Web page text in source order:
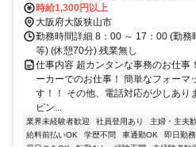
時給1,300円以上
大阪府大阪狭山市
勤務時間詳細 8：00 ～ 17：00 (勤
等) (休憩70分) 残業無し
仕事内容 超カンタンな事務のお仕事
ーカーでのお仕事！ 簡単なフォーマ
す！！ その他、電話対応が少しあり
ピン...
業界未経験者歓迎 社員登用あり 主婦・主夫
給料前払いOK
学歴不問 車通勤OK 即日勤